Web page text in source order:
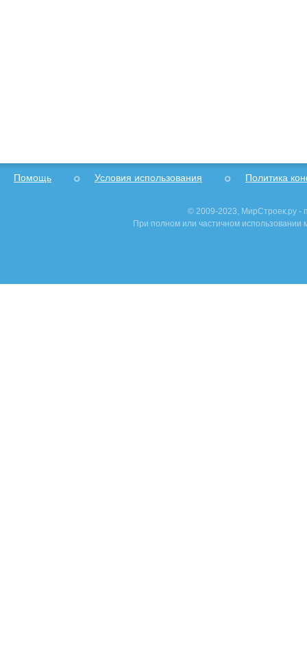
Помощь Условия использования Политика
© 2009-2023, МирСтроек.ру -
При полном или частичном использовании